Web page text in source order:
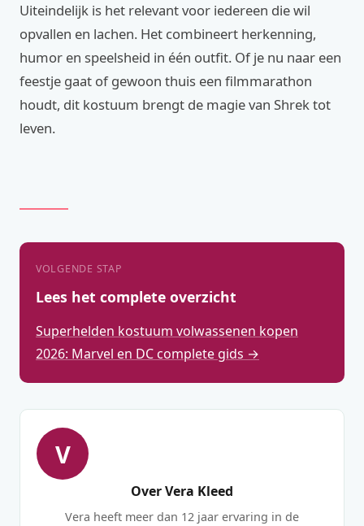
Uiteindelijk is het relevant voor iedereen die wil
opvallen en lachen. Het combineert herkenning,
humor en speelsheid in één outfit. Of je nu naar een
feestje gaat of gewoon thuis een filmmarathon
houdt, dit kostuum brengt de magie van Shrek tot
leven.
VOLGENDE STAP
Lees het complete overzicht
Superhelden kostuum volwassenen kopen
2026: Marvel en DC complete gids →
V
Over Vera Kleed
Vera heeft meer dan 12 jaar ervaring in de